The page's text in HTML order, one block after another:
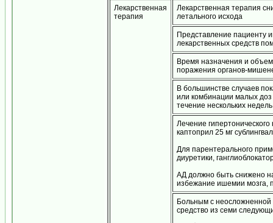
Лекарственная
терапия
Лекарственная терапия
летального исхода
Представление пациенту
лекарственных средств
Время назначения и
поражения органов-
В большинстве случаев
или комбинации малых доз
течение нескольких недель
Лечение
каптоприл 25 мг
Для парентерального
диуретики,
АД должно быть снижено
избежание ишемии мозга,
Больным с
средство из семи